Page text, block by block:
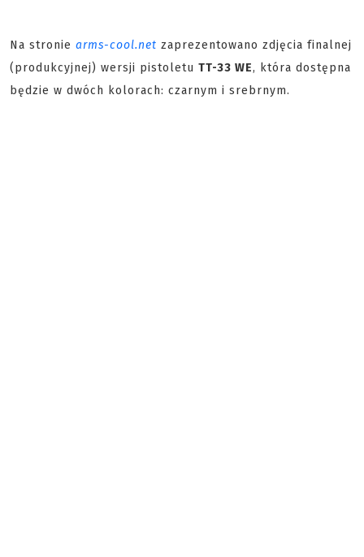
Na stronie arms-cool.net zaprezentowano zdjęcia finalnej
(produkcyjnej) wersji pistoletu TT-33 WE, która dostępna
będzie w dwóch kolorach: czarnym i srebrnym.